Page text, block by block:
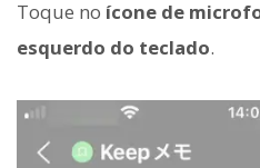
Toque no ícone de
esquerdo do teclado.